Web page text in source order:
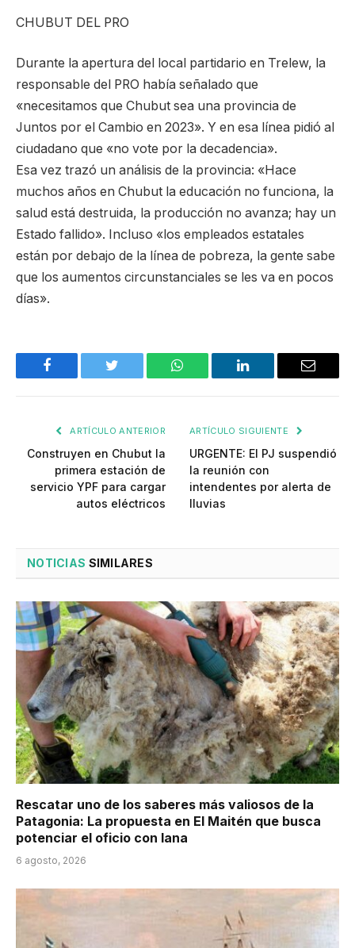
CHUBUT DEL PRO
Durante la apertura del local partidario en Trelew, la
responsable del PRO había señalado que
«necesitamos que Chubut sea una provincia de
Juntos por el Cambio en 2023». Y en esa línea pidió al
ciudadano que «no vote por la decadencia».
Esa vez trazó un análisis de la provincia: «Hace
muchos años en Chubut la educación no funciona, la
salud está destruida, la producción no avanza; hay un
Estado fallido». Incluso «los empleados estatales
están por debajo de la línea de pobreza, la gente sabe
que los aumentos circunstanciales se les va en pocos
días».
Facebook Twitter WhatsApp LinkedIn Email
ARTÍCULO ANTERIOR
Construyen en Chubut la
primera estación de
servicio YPF para cargar
autos eléctricos
ARTÍCULO SIGUIENTE
URGENTE: El PJ suspendió
la reunión con
intendentes por alerta de
lluvias
NOTICIAS SIMILARES
Rescatar uno de los saberes más valiosos de la
Patagonia: La propuesta en El Maitén que busca
potenciar el oficio con lana
6 agosto, 2026